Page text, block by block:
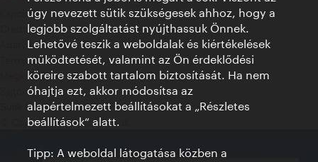
Kapcsolat
Credits
Adatvédelmi nyilatkozat
Terms of Use
Megközelíthetőség
Sajtókapcsolat
Sütik beállítása
© Copyright WienTourismus
úgy nevezett sütik szükségesek ahhoz, hogy a
legjobb szolgáltatást nyújthassuk Önnek.
Lehetővé teszik a weboldalak és kiértékelések
működtetését, valamint az Ön érdeklődési
köreire szabott tartalom biztosítását. Ha nem
óhajtja ezt, akkor módosítsa az
alapértelmezett beállításokat a „Részletes
beállítások“ alatt.
Tipp: A weboldal látogatása közben a